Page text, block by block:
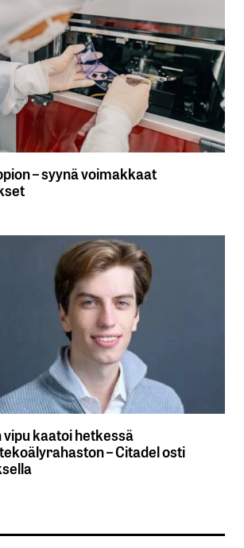
– syynä voimakkaat
kaatoi hetkessä
– Citadel osti